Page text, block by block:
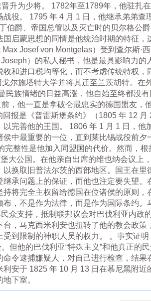
升为少将。 1782年至1789年，他驻扎
役。 1795 年 4 月 1 日，他继承弟弟查
爵、帝国总管以及灭亡时的贝尔格公
启蒙思想的同情是他统治时期的特征，
Josef von Montgelas）受到查尔斯·
）的私人秘书，他是最具影响力的
和进口税均等化，而不考虑传统特权，
尔施塔特大学并将其迁至兰茨胡特。在
民族情绪的日益高涨，他自始至终都没
，他一直是拿破仑最忠实的德国盟友，
报是《普雷斯堡条约》（1805 年 12 月
完善他的王国。 1806 年 1 月 1 日，他
中最重要的一位，直到莱比锡战役前夕
整性是他加入同盟国的代价。然而，根
大公国。在他亲自出席的维也纳会议上
换取旧普法尔茨的西部地区。国王在里
承问题上的保证，而他也注定要失望。
将完全主权留给德国在位诸侯的原则，
，不是作为法律，而是作为国际条约。
众支持，抵制联邦议会对巴伐利亚内政
，马克西米利安也扭转了他的教会政策
到限制的神职人员的权力。 。事实证
但他的巴伐利亚“特殊主义”和他真正的
令逮捕嫌疑人，对自己进行检查，结果
安于 1825 年 10 月 13 日在慕尼黑附近
下室。